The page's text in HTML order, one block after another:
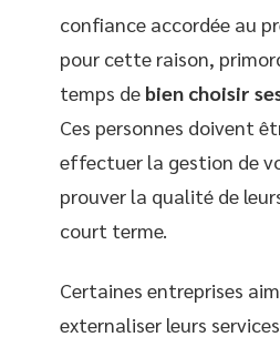
confiance accordée au
pour cette raison,
temps de bien choisir
Ces personnes doivent
effectuer la gestion de
prouver la qualité de
court terme.
Certaines entreprises
externaliser leurs